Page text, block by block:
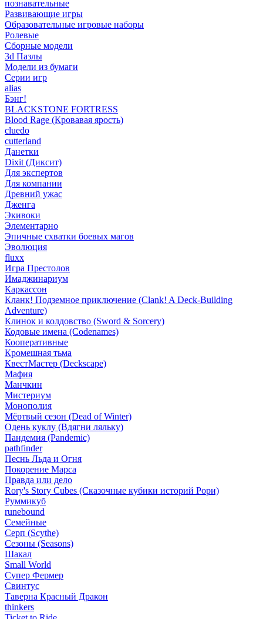
познавательные
Развивающие игры
Образовательные игровые наборы
Ролевые
Сборные модели
3d Пазлы
Модели из бумаги
Серии игр
alias
Бэнг!
BLACKSTONE FORTRESS
Blood Rage (Кровавая ярость)
cluedo
cutterland
Данетки
Dixit (Диксит)
Для экспертов
Для компании
Древний ужас
Дженга
Экивоки
Элементарно
Эпичные схватки боевых магов
Эволюция
fluxx
Игра Престолов
Имаджинариум
Каркассон
Кланк! Подземное приключение (Clank! A Deck-Building
Adventure)
Клинок и колдовство (Sword & Sorcery)
Кодовые имена (Codenames)
Кооперативные
Кромешная тьма
КвестМастер (Deckscape)
Мафия
Манчкин
Мистериум
Монополия
Мёртвый сезон (Dead of Winter)
Одень куклу (Вдягни ляльку)
Пандемия (Pandemic)
pathfinder
Песнь Льда и Огня
Покорение Марса
Правда или дело
Rory's Story Cubes (Сказочные кубики историй Рори)
Руммикуб
runebound
Семейные
Серп (Scythe)
Сезоны (Seasons)
Шакал
Small World
Супер Фермер
Свинтус
Таверна Красный Дракон
thinkers